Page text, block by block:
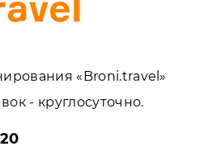
«Broni.travel»
- круглосуточно.